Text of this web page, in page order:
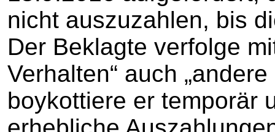
nicht auszuzahlen, bis
Der Beklagte verfolge
Verhalten“ auch
boykottiere er temporär